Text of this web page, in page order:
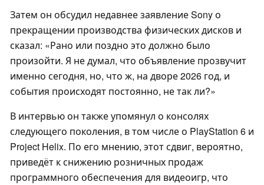
Затем он обсудил недавнее заявление Sony о
прекращении производства физических дисков и
сказал: «Рано или поздно это должно было
произойти. Я не думал, что объявление прозвучит
именно сегодня, но, что ж, на дворе 2026 год, и
события происходят постоянно, не так ли?»
В интервью он также упомянул о консолях
следующего поколения, в том числе о PlayStation 6 и
Project Helix. По его мнению, этот сдвиг, вероятно,
приведёт к снижению розничных продаж
программного обеспечения для видеоигр, что